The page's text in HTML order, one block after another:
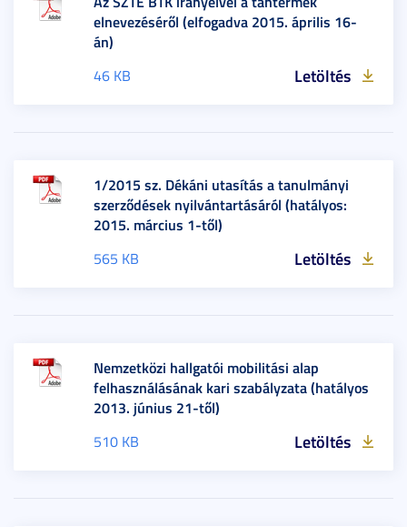
elnevezéséről (elfogadva 2015. április 16-
án)
46 KB Letöltés
1/2015 sz. Dékáni utasítás a tanulmányi
szerződések nyilvántartásáról (hatályos:
2015. március 1-től)
565 KB Letöltés
Nemzetközi hallgatói mobilitási alap
felhasználásának kari szabályzata (hatályos
2013. június 21-től)
510 KB Letöltés